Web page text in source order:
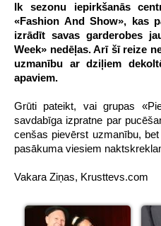
Ik sezonu iepirkšanās
«Fashion And Show», kas
izrādīt savas garderobes
Week» nedēļas. Arī šī reize
uzmanību ar dziļiem
apaviem.
Grūti pateikt, vai grupas
savdabīga izpratne par
cenšas pievērst uzmanību,
pasākuma viesiem
Vakara Ziņas, Krusttevs.com